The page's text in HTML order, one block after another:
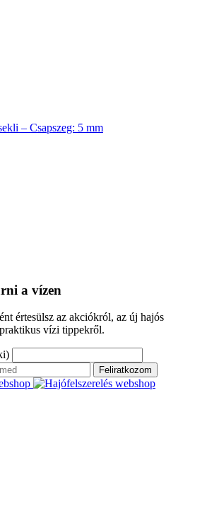
a vízen
értesülsz az akciókról, az új hajós
vízi tippekről.
Feliratkozom